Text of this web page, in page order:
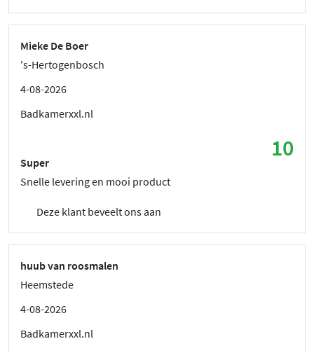
Mieke De Boer
's-Hertogenbosch
4-08-2026
Badkamerxxl.nl
10
Super
Snelle levering en mooi product
Deze klant beveelt ons aan
huub van roosmalen
Heemstede
4-08-2026
Badkamerxxl.nl